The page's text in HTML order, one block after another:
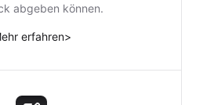
abgeben können.
erfahren>